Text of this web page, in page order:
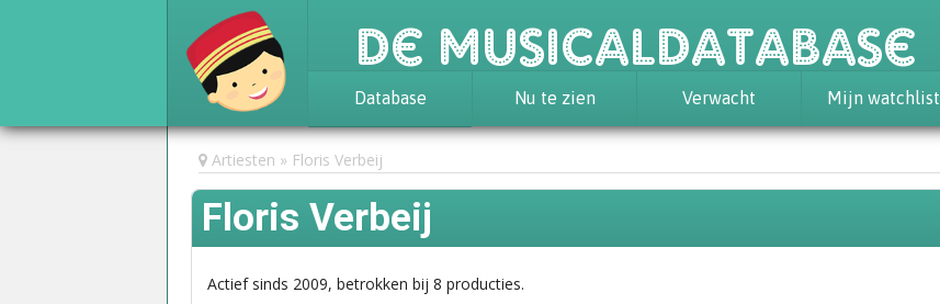
De Musicaldatabase
Database
Achtergrond
Awards
Statistieken
Nu te zien Verwacht Mijn watchlist
Artiesten Floris Verbeij
Floris Verbeij
Actief sinds 2009, betrokken bij 8 producties.